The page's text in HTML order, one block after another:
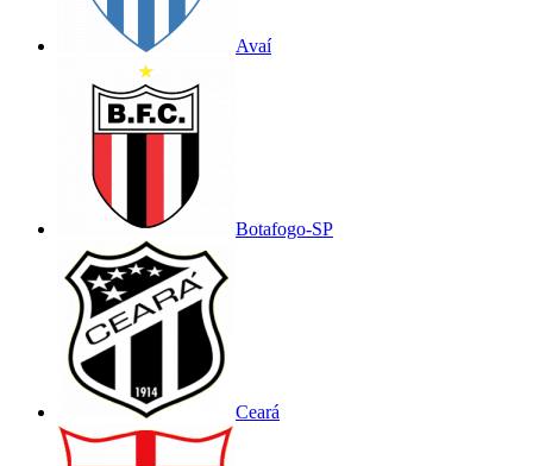
Avaí
Botafogo-SP
Ceará